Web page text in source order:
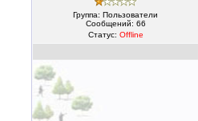
Группа: Пользователи
Сообщений: 66
Статус: Offline